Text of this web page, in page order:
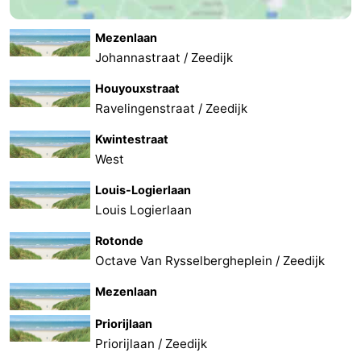
Mezenlaan
Johannastraat / Zeedijk
Houyouxstraat
Ravelingenstraat / Zeedijk
Kwintestraat
West
Louis-Logierlaan
Louis Logierlaan
Rotonde
Octave Van Rysselbergheplein / Zeedijk
Mezenlaan
Priorijlaan
Priorijlaan / Zeedijk